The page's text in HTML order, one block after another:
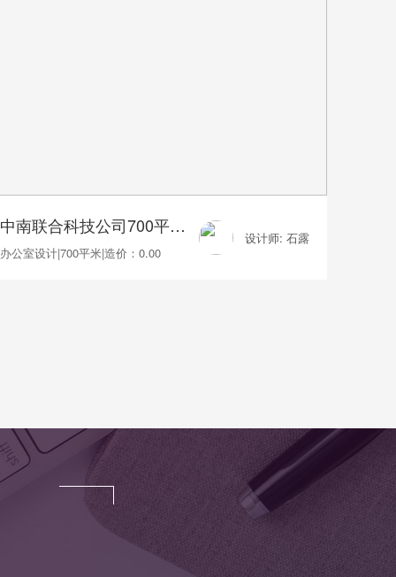
中南联合科技公司700平办公室装修
办公室设计|700平米|造价：0.00
设计师: 石露